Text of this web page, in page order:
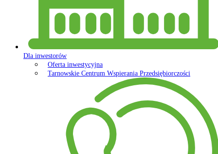
Dla inwestorów
Oferta inwestycyjna
Tarnowskie Centrum Wspierania Przedsiębiorczości